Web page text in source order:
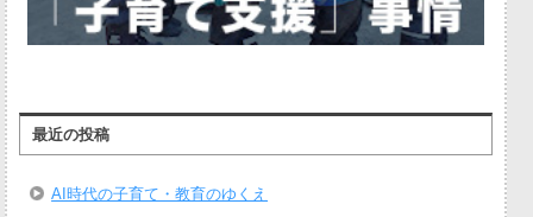
最近の投稿
AI時代の子育て・教育のゆくえ